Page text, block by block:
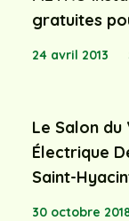
gratuites
24 avril 2013
Le Salon du
Électrique
Saint-
30 octobre